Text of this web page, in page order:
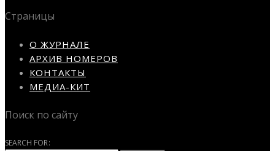
Страницы
О ЖУРНАЛЕ
АРХИВ НОМЕРОВ
КОНТАКТЫ
МЕДИА-КИТ
Поиск по сайту
SEARCH FOR: